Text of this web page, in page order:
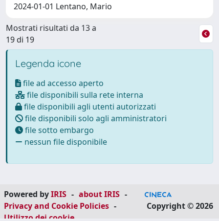
2024-01-01 Lentano, Mario
Mostrati risultati da 13 a
19 di 19
Legenda icone
file ad accesso aperto
file disponibili sulla rete interna
file disponibili agli utenti autorizzati
file disponibili solo agli amministratori
file sotto embargo
nessun file disponibile
Powered byIRIS - about IRIS -
Privacy and Cookie Policies -
Utilizzo dei cookie
Copyright © 2026